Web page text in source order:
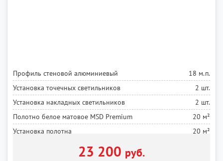
Профиль стеновой алюминиевый
18 м.п.
Установка точечных светильников
2 шт.
Установка накладных светильников
2 шт.
Полотно белое матовое MSD Premium
20 м²
Установка полотна
20 м²
23 200 руб.